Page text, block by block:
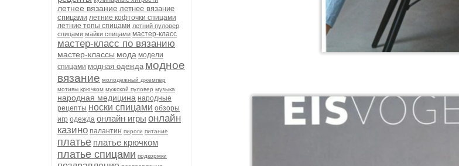
летнее вязание летнее вязание
спицами летние кофточки спицами
летние топы спицами летний пуловер
спицами майки спицами мастер-класс
мастер-класс по вязанию
мастер-классы мода модели
спицами модная одежда модное
вязание молодежный джемпер
мотивы крючком мужской пуловер музыка
народная медицина народные
рецепты носки спицами обзоры
игр одежда онлайн игры онлайн
казино палантин пироги питание
платье платье крючком
платье спицами подкормки